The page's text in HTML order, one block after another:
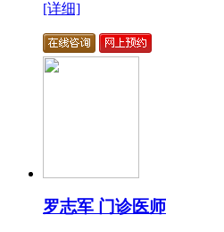
[详细]
罗志军 门诊医师